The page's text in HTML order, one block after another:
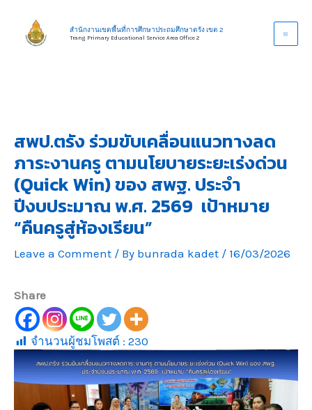
content
สำนักงานเขตพื้นที่การศึกษาประถมศึกษาตรัง เขต 2
Trang Primary Educational Service Area Office 2
สพป.ตรัง ร่วมขับเคลื่อนแนวทางลด
ภาระงานครู ตามนโยบายระยะเร่งด่วน
(Quick Win) ของ สพฐ. ประจำ
ปีงบประมาณ พ.ศ. 2569 เป้าหมาย
“คืนครูสู่ห้องเรียน”
Leave a Comment / By bunrada kadet / 16/03/2026
Share
จำนวนผู้ชมโพสต์ : 230